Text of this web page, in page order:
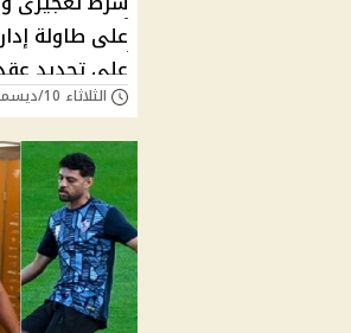
على طاولة
على تجديد
الثلاثاء 10/ديسمبر/2024 - 08:22 ص